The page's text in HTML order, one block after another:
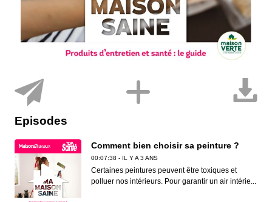
Episodes
Comment bien choisir sa peinture ?
00:07:38 - IL Y A 3 ANS
Certaines peintures peuvent être toxiques et
polluer nos intérieurs. Pour garantir un air intérie...